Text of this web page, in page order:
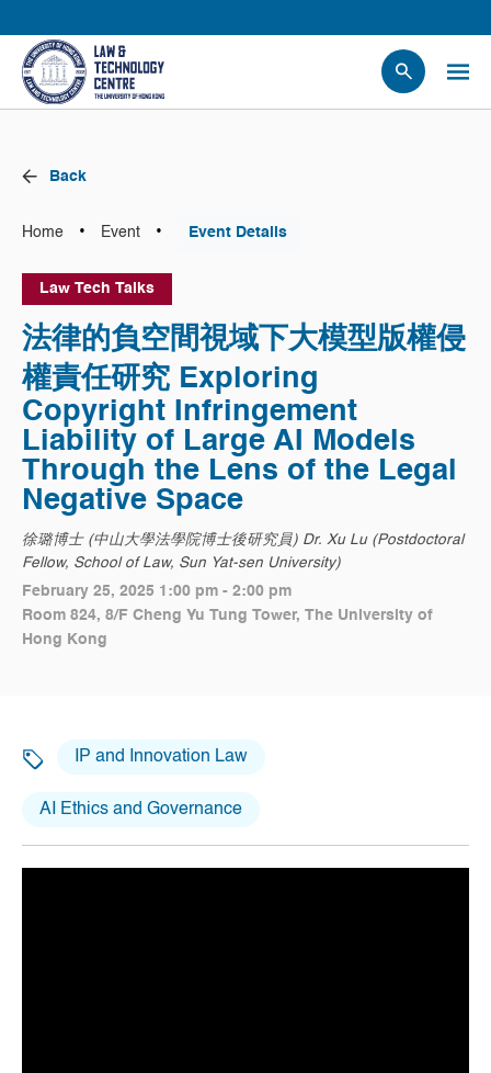
Research
Projects
Contact Us
Back
Home • Event • Event Details
Law Tech Talks
法律的負空間視域下大模型版權侵
權責任研究 Exploring
Copyright Infringement
Liability of Large AI Models
Through the Lens of the Legal
Negative Space
徐璐博士 (中山大學法學院博士後研究員) Dr. Xu Lu (Postdoctoral
Fellow, School of Law, Sun Yat-sen University)
February 25, 2025 1:00 pm - 2:00 pm
Room 824, 8/F Cheng Yu Tung Tower, The University of
Hong Kong
IP and Innovation Law
AI Ethics and Governance